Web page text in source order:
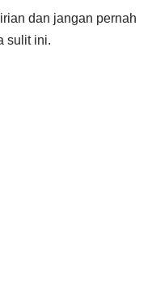
dan jangan pernah
sulit ini.